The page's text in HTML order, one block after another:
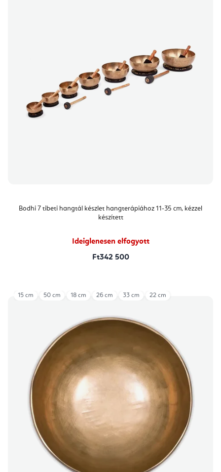
Bodhi 7 tibeti hangtál készlet hangterápiához 11-35 cm, kézzel
készített
Ideiglenesen elfogyott
Ft342 500
15 cm 50 cm 18 cm 26 cm 33 cm 22 cm